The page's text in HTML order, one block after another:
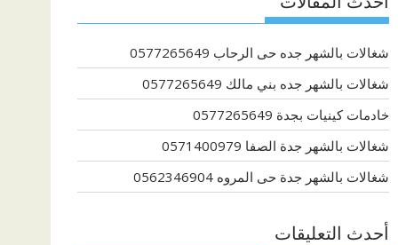
شغالات بالشهر جده حى الرحاب 0577265649
شغالات بالشهر جده بني مالك 0577265649
خادمات كينيات بجدة 0577265649
شغالات بالشهر جدة الصفا 0571400979
شغالات بالشهر جدة حى المروه 0562346904
أحدث التعليقات